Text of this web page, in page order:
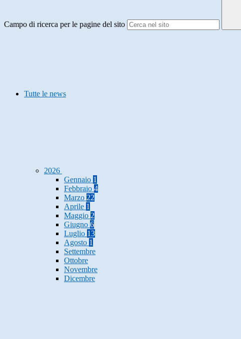
Campo di ricerca per le pagine del sito
Tutte le news
2026
Gennaio 1
Febbraio 4
Marzo 22
Aprile 1
Maggio 2
Giugno 6
Luglio 13
Agosto 1
Settembre
Ottobre
Novembre
Dicembre